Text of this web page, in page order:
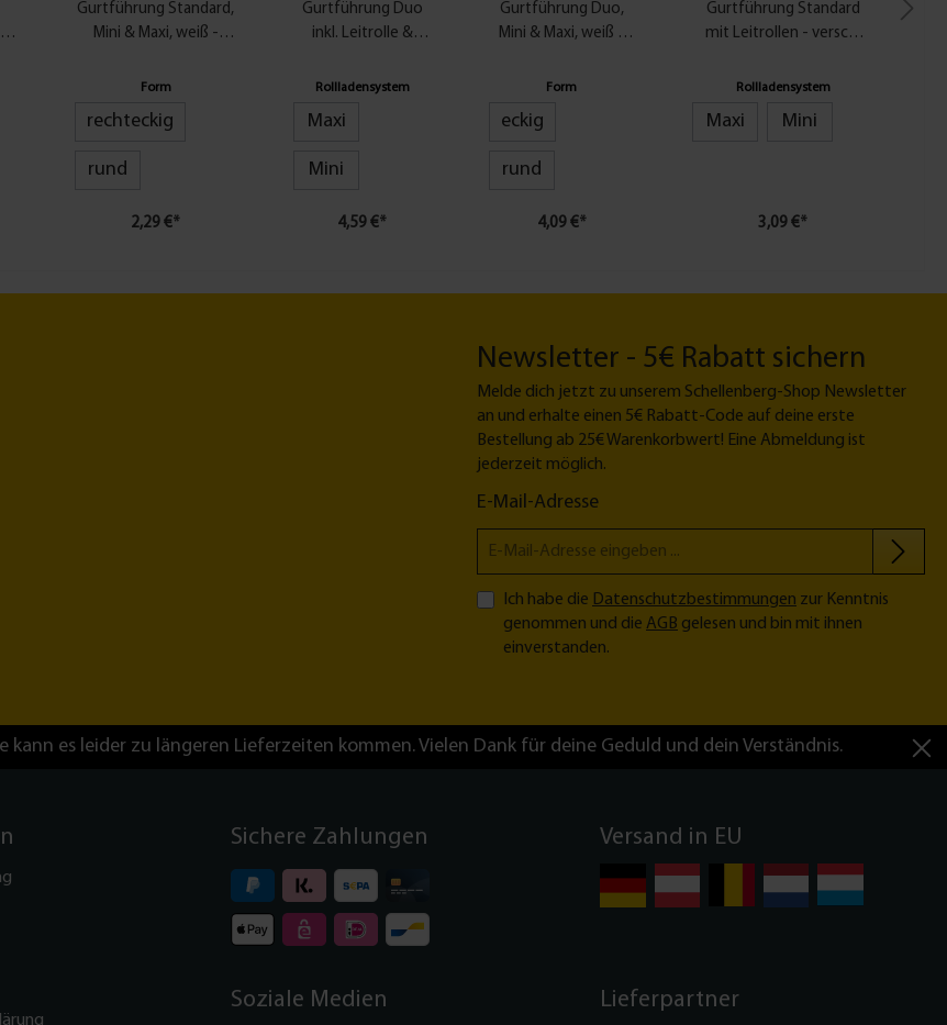
Gurtführung Standard,
Mini & Maxi, weiß -
Form
rechteckig
rund
2,29 €*
Gurtführung Duo
inkl. Leitrolle &
Rollladensystem
Maxi
Mini
4,59 €*
Gurtführung Duo,
Mini & Maxi, weiß -
Form
eckig
rund
4,09 €*
Gurtführung Standard
mit Leitrollen - versch.
Rollladensystem
Maxi Mini
3,09 €*
Newsletter - 5€ Rabatt sichern
Melde dich jetzt zu unserem Schellenberg-Shop Newsletter
an und erhalte einen 5€ Rabatt-Code auf deine erste
Bestellung ab 25€ Warenkorbwert! Eine Abmeldung ist
jederzeit möglich.
E-Mail-Adresse
Ich habe die Datenschutzbestimmungen zur Kenntnis
genommen und die AGB gelesen und bin mit ihnen
einverstanden.
es leider zu längeren Lieferzeiten kommen. Vielen Dank für deine Geduld und dein Verständnis.
Sichere Zahlungen
Soziale Medien
Versand in EU
Lieferpartner